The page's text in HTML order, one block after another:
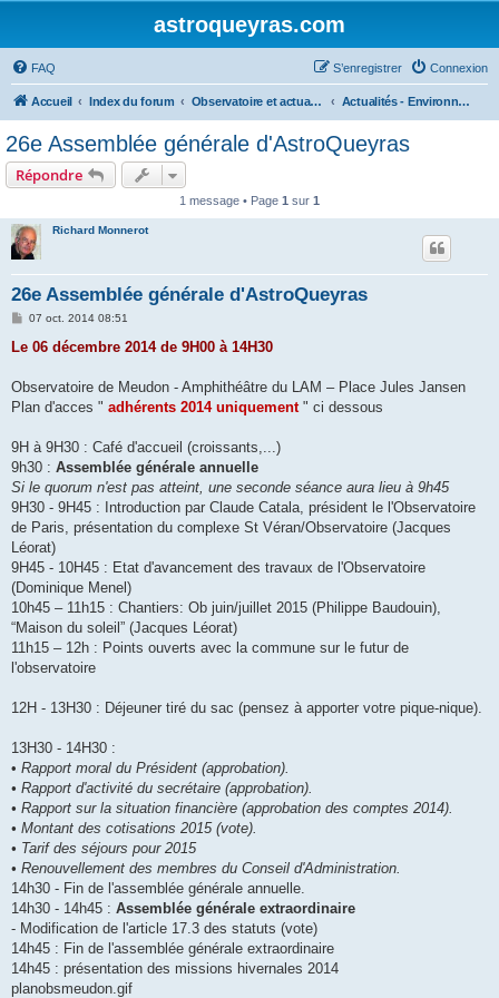
astroqueyras.com
FAQ Connexion
S’enregistrer
Accueil Index du forum Observatoire et actualités AstroQueyras Actualités - Environnement
26e Assemblée générale d'AstroQueyras
Répondre
1 message • Page 1 sur 1
Richard Monnerot
26e Assemblée générale d'AstroQueyras
M
s
g
07 oct. 2014 08:51
Le 06 décembre 2014 de 9H00 à 14H30
Observatoire de Meudon - Amphithéâtre du LAM – Place Jules Jansen
Plan d'acces " adhérents 2014 uniquement " ci dessous
9H à 9H30 : Café d'accueil (croissants,...)
9h30 : Assemblée générale annuelle
Si le quorum n'est pas atteint, une seconde séance aura lieu à 9h45
9H30 - 9H45 : Introduction par Claude Catala, président le l'Observatoire
de Paris, présentation du complexe St Véran/Observatoire (Jacques
Léorat)
9H45 - 10H45 : Etat d'avancement des travaux de l'Observatoire
(Dominique Menel)
10h45 – 11h15 : Chantiers: Ob juin/juillet 2015 (Philippe Baudouin),
“Maison du soleil” (Jacques Léorat)
11h15 – 12h : Points ouverts avec la commune sur le futur de
l'observatoire
12H - 13H30 : Déjeuner tiré du sac (pensez à apporter votre pique-nique).
13H30 - 14H30 :
• Rapport moral du Président (approbation).
• Rapport d'activité du secrétaire (approbation).
• Rapport sur la situation financière (approbation des comptes 2014).
• Montant des cotisations 2015 (vote).
• Tarif des séjours pour 2015
• Renouvellement des membres du Conseil d'Administration.
14h30 - Fin de l'assemblée générale annuelle.
14h30 - 14h45 : Assemblée générale extraordinaire
- Modification de l'article 17.3 des statuts (vote)
14h45 : Fin de l'assemblée générale extraordinaire
14h45 : présentation des missions hivernales 2014
planobsmeudon.gif